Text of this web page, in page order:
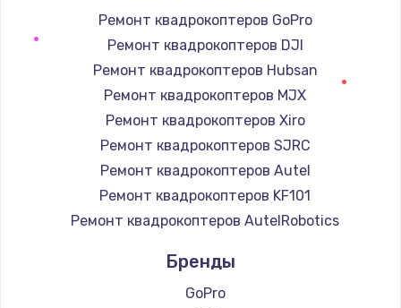
Ремонт подсветки
1200 руб.
Настройка BIOS
930 руб.
Замена SSD
990 руб.
Заказать
Ремонт квадрокоптеров GoPro
Ремонт квадрокоптеров DJI
Ремонт квадрокоптеров Hubsan
Ремонт квадрокоптеров MJX
Ремонт квадрокоптеров Xiro
Ремонт квадрокоптеров SJRC
Ремонт квадрокоптеров Autel
Ремонт квадрокоптеров KF101
Ремонт квадрокоптеров AutelRobotics
Бренды
GoPro